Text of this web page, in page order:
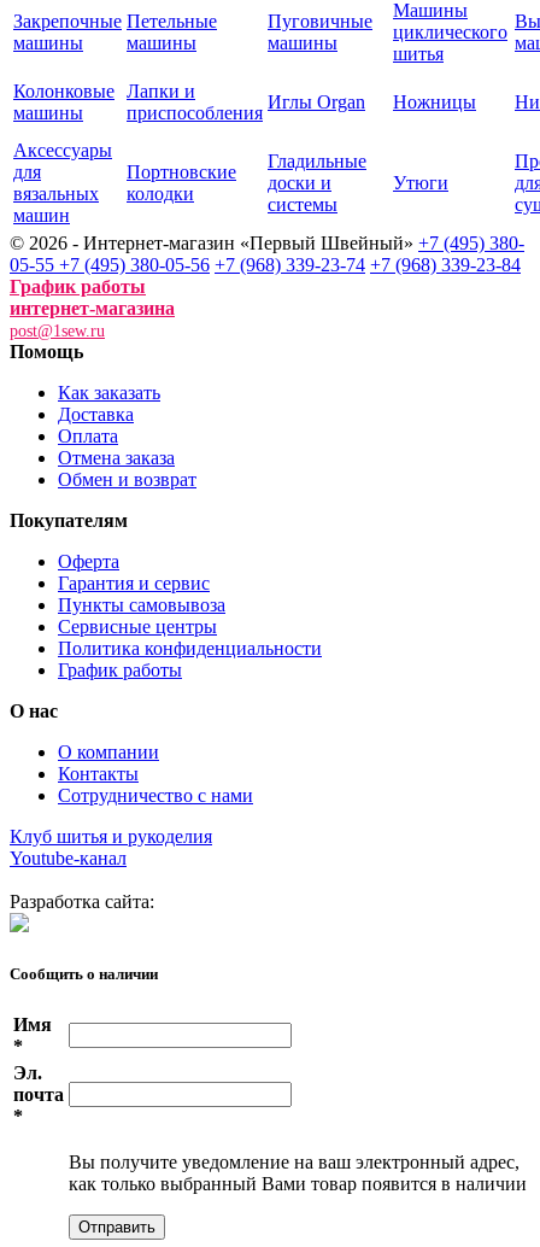
Закрепочные
машины
Петельные
машины
Пуговичные
машины
Машины
циклического
шитья
Колонковые
машины
Лапки и
приспособления
Иглы Organ Ножницы
Аксессуары
для
вязальных
машин
Портновские
колодки
Гладильные
доски и
системы
Утюги
© 2026 - Интернет-магазин «Первый Швейный» +7 (495) 380-
05-55 +7 (495) 380-05-56 +7 (968) 339-23-74 +7 (968) 339-23-84
График работы
интернет-магазина
post@1sew.ru
Помощь
Как заказать
Доставка
Оплата
Отмена заказа
Обмен и возврат
Покупателям
Оферта
Гарантия и сервис
Пункты самовывоза
Сервисные центры
Политика конфиденциальности
График работы
О нас
О компании
Контакты
Сотрудничество с нами
Клуб шитья и рукоделия
Youtube-канал
Разработка сайта:
Сообщить о наличии
Имя
*
Эл.
почта
*
Вы получите уведомление на ваш электронный адрес,
как только выбранный Вами товар появится в наличии